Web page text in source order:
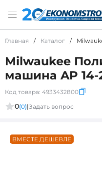
Главная / Каталог /
Milwaukee
машина AP 14-
Код товара: 4933432800
0(0)|Задать вопрос
ВМЕСТЕ ДЕШЕВЛЕ